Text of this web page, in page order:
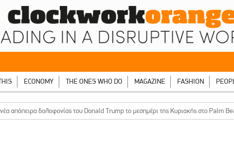
ECONOMY THE ONES WHO DO MAGAZINE FASHION
απόπειρα δολοφονίας του Donald Trump το μεσημέρι της Κυριακής στο Palm